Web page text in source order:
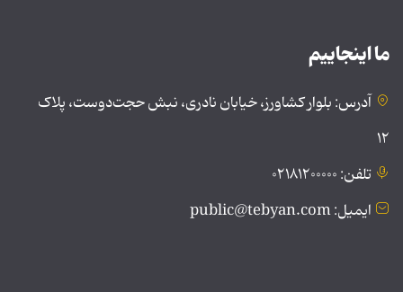
ما اینجاییم
آدرس: بلوار کشاورز، خیابان نادری، نبش حجت‌دوست، پلاک
۱۲
تلفن: ۰۲۱۸۱۲۰۰۰۰۰
ایمیل: public@tebyan.com